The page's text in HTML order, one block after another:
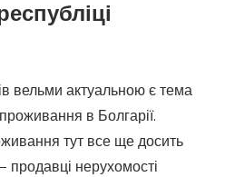
вельми актуальною є тема
в Болгарії.
тут все ще досить
продавці нерухомості